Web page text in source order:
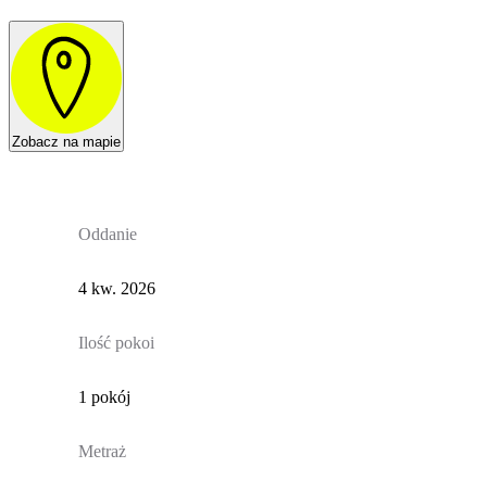
Zobacz na mapie
Oddanie
4 kw. 2026
Ilość pokoi
1 pokój
Metraż